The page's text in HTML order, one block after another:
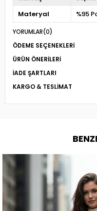
Materyal
%95
YORUMLAR(0)
ÖDEME SEÇENEKLERI
ÜRÜN ÖNERILERI
İADE ŞARTLARI
KARGO & TESLIMAT